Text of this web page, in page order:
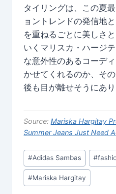
タイリングは、この夏
ョントレンドの発信地
を重ねるごとに美しさ
いくマリスカ・ハージ
な意外性のあるコーデ
かせてくれるのか、そ
後も目が離せそうにあり
Source: Mariska Hargitay
Summer Jeans Just Need
Post
Tags:
#Adidas Sambas #
#Mariska Hargitay